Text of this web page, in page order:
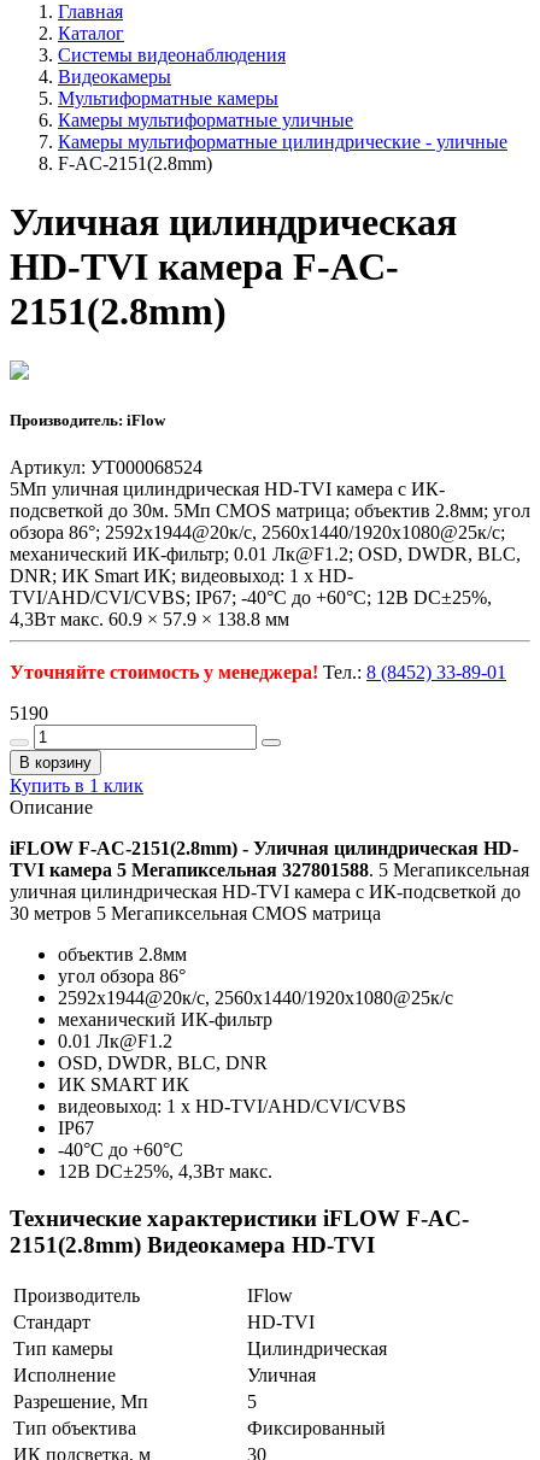
Главная
Каталог
Системы видеонаблюдения
Видеокамеры
Мультиформатные камеры
Камеры мультиформатные уличные
Камеры мультиформатные цилиндрические - уличные
F-AC-2151(2.8mm)
Уличная цилиндрическая
HD-TVI камера F-AC-
2151(2.8mm)
Производитель: iFlow
Артикул: УТ000068524
5Мп уличная цилиндрическая HD-TVI камера с ИК-
подсветкой до 30м. 5Мп CMOS матрица; объектив 2.8мм; угол
обзора 86°; 2592x1944@20к/с, 2560x1440/1920x1080@25к/с;
механический ИК-фильтр; 0.01 Лк@F1.2; OSD, DWDR, BLC,
DNR; ИК Smart ИК; видеовыход: 1 х HD-
TVI/AHD/CVI/CVBS; IP67; -40°С до +60°С; 12В DC±25%,
4,3Вт макс. 60.9 × 57.9 × 138.8 мм
Уточняйте стоимость у менеджера! Тел.: 8 (8452) 33-89-01
5190
В корзину
Купить в 1 клик
Описание
iFLOW F-AC-2151(2.8mm) - Уличная цилиндрическая HD-
TVI камера 5 Мегапиксельная 327801588. 5 Мегапиксельная
уличная цилиндрическая HD-TVI камера с ИК-подсветкой до
30 метров 5 Мегапиксельная CMOS матрица
объектив 2.8мм
угол обзора 86°
2592x1944@20к/с, 2560x1440/1920x1080@25к/с
механический ИК-фильтр
0.01 Лк@F1.2
OSD, DWDR, BLC, DNR
ИК SMART ИК
видеовыход: 1 х HD-TVI/AHD/CVI/CVBS
IP67
-40°С до +60°С
12В DC±25%, 4,3Вт макс.
Технические характеристики iFLOW F-AC-
2151(2.8mm) Видеокамера HD-TVI
Производитель
IFlow
Стандарт
HD-TVI
Тип камеры
Цилиндрическая
Исполнение
Уличная
Разрешение, Мп
5
Тип объектива
Фиксированный
ИК подсветка, м
30